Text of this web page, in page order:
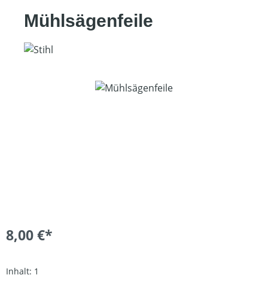
Mühlsägenfeile
Bildergalerie überspringen
8,00 €*
Inhalt: 1